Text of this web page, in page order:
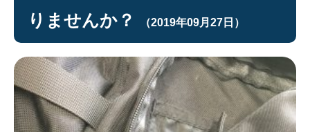
りませんか？
（2019年09月27日）